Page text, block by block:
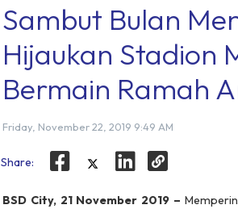
Sambut Bulan
Hijaukan Stadion
Bermain Ramah
Friday, November 22, 2019 9:49 AM
Share:
BSD City, 21 November 2019 –